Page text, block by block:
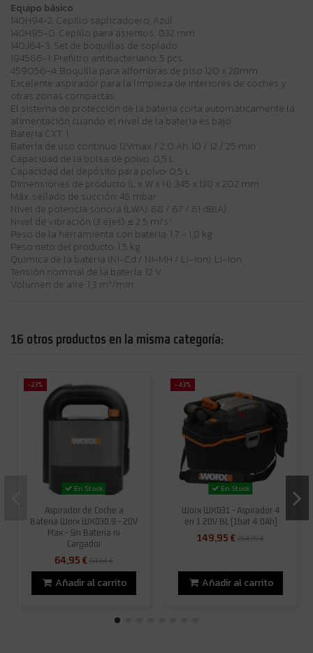
Equipo básico
140H94-2: Cepillo saplicadoero, Azul
140H95-0: Cepillo para asientos, Ø32 mm
140J64-3: Set de boquillas de soplado
194566-1: Prefiltro antibacteriano, 5 pcs
459056-4: Boquilla para alfombras de piso 120 x 28mm
Excelente aspirador para la limpieza de interiores de coches y
otras zonas compactas
El sistema de protección de la batería corta automáticamente la
alimentación cuando el nivel de la batería es bajo
Batería CXT: 1
Batería de uso continuo 12Vmax / 2,0 Ah: 10 / 12 / 25 min
Capacidad de la bolsa de polvo: 0,5 L
Capacidad del depósito para polvo: 0,5 L
Dimensiones de producto (L x W x H): 345 x 138 x 202 mm
Máx. sellado de succión: 46 mbar
Nivel de potencia sonora (LWA): 68 / 67 / 61 dB(A)
Nivel de vibración (3 ejes): ≤ 2,5 m/s²
Peso de la herramienta con batería: 1,7 - 1,8 kg
Peso neto del producto: 1,5 kg
Química de la batería (Ni-Cd / Ni-MH / Li-ion): Li-ion
Tensión nominal de la batería: 12 V
Volumen de aire: 1,3 m³/min
16 otros productos en la misma categoría:
-23%
En Stock
Aspirador de Coche a
Bateria Worx WX030.9 - 20V
Max - Sin Bateria ni
Cargador
64,95 €84,64 €
Añadir al carrito
-43%
En Stock
Worx WX031 - Aspirador 4
en 1 20V BL (1bat 4.0Ah)
149,95 €264,99 €
Añadir al carrito